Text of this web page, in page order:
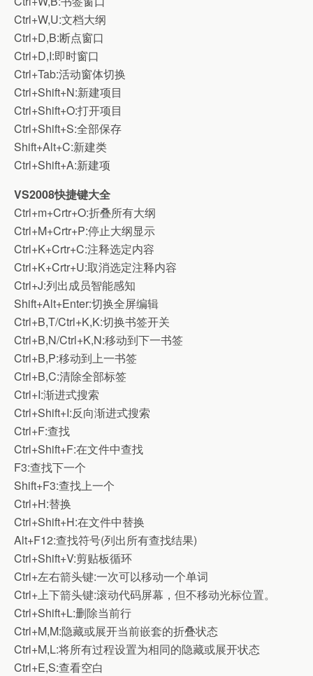
Ctrl+W,U:文档大纲
Ctrl+D,B:断点窗口
Ctrl+D,I:即时窗口
Ctrl+Tab:活动窗体切换
Ctrl+Shift+N:新建项目
Ctrl+Shift+O:打开项目
Ctrl+Shift+S:全部保存
Shift+Alt+C:新建类
Ctrl+Shift+A:新建项
VS2008快捷键大全
Ctrl+m+Crtr+O:折叠所有大纲
Ctrl+M+Crtr+P:停止大纲显示
Ctrl+K+Crtr+C:注释选定内容
Ctrl+K+Crtr+U:取消选定注释内容
Ctrl+J:列出成员智能感知
Shift+Alt+Enter:切换全屏编辑
Ctrl+B,T/Ctrl+K,K:切换书签开关
Ctrl+B,N/Ctrl+K,N:移动到下一书签
Ctrl+B,P:移动到上一书签
Ctrl+B,C:清除全部标签
Ctrl+I:渐进式搜索
Ctrl+Shift+I:反向渐进式搜索
Ctrl+F:查找
Ctrl+Shift+F:在文件中查找
F3:查找下一个
Shift+F3:查找上一个
Ctrl+H:替换
Ctrl+Shift+H:在文件中替换
Alt+F12:查找符号(列出所有查找结果)
Ctrl+Shift+V:剪贴板循环
Ctrl+左右箭头键:一次可以移动一个单词
Ctrl+上下箭头键:滚动代码屏幕，但不移动光标位置。
Ctrl+Shift+L:删除当前行
Ctrl+M,M:隐藏或展开当前嵌套的折叠状态
Ctrl+M,L:将所有过程设置为相同的隐藏或展开状态
Ctrl+E,S:查看空白